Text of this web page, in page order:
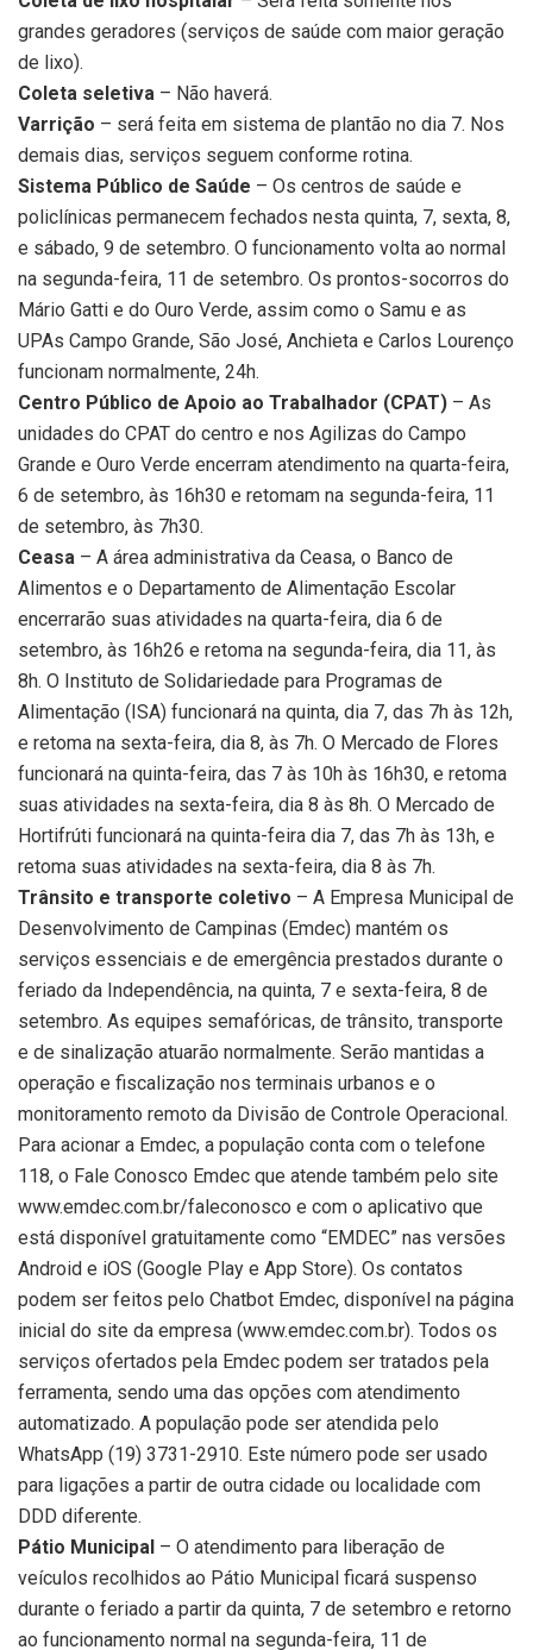
grandes geradores (serviços de saúde com maior geração
de lixo).
Coleta seletiva – Não haverá.
Varrição – será feita em sistema de plantão no dia 7. Nos
demais dias, serviços seguem conforme rotina.
Sistema Público de Saúde – Os centros de saúde e
policlínicas permanecem fechados nesta quinta, 7, sexta, 8,
e sábado, 9 de setembro. O funcionamento volta ao normal
na segunda-feira, 11 de setembro. Os prontos-socorros do
Mário Gatti e do Ouro Verde, assim como o Samu e as
UPAs Campo Grande, São José, Anchieta e Carlos Lourenço
funcionam normalmente, 24h.
Centro Público de Apoio ao Trabalhador (CPAT) – As
unidades do CPAT do centro e nos Agilizas do Campo
Grande e Ouro Verde encerram atendimento na quarta-feira,
6 de setembro, às 16h30 e retomam na segunda-feira, 11
de setembro, às 7h30.
Ceasa – A área administrativa da Ceasa, o Banco de
Alimentos e o Departamento de Alimentação Escolar
encerrarão suas atividades na quarta-feira, dia 6 de
setembro, às 16h26 e retoma na segunda-feira, dia 11, às
8h. O Instituto de Solidariedade para Programas de
Alimentação (ISA) funcionará na quinta, dia 7, das 7h às 12h,
e retoma na sexta-feira, dia 8, às 7h. O Mercado de Flores
funcionará na quinta-feira, das 7 às 10h às 16h30, e retoma
suas atividades na sexta-feira, dia 8 às 8h. O Mercado de
Hortifrúti funcionará na quinta-feira dia 7, das 7h às 13h, e
retoma suas atividades na sexta-feira, dia 8 às 7h.
Trânsito e transporte coletivo – A Empresa Municipal de
Desenvolvimento de Campinas (Emdec) mantém os
serviços essenciais e de emergência prestados durante o
feriado da Independência, na quinta, 7 e sexta-feira, 8 de
setembro. As equipes semafóricas, de trânsito, transporte
e de sinalização atuarão normalmente. Serão mantidas a
operação e fiscalização nos terminais urbanos e o
monitoramento remoto da Divisão de Controle Operacional.
Para acionar a Emdec, a população conta com o telefone
118, o Fale Conosco Emdec que atende também pelo site
www.emdec.com.br/faleconosco e com o aplicativo que
está disponível gratuitamente como “EMDEC” nas versões
Android e iOS (Google Play e App Store). Os contatos
podem ser feitos pelo Chatbot Emdec, disponível na página
inicial do site da empresa (www.emdec.com.br). Todos os
serviços ofertados pela Emdec podem ser tratados pela
ferramenta, sendo uma das opções com atendimento
automatizado. A população pode ser atendida pelo
WhatsApp (19) 3731-2910. Este número pode ser usado
para ligações a partir de outra cidade ou localidade com
DDD diferente.
Pátio Municipal – O atendimento para liberação de
veículos recolhidos ao Pátio Municipal ficará suspenso
durante o feriado a partir da quinta, 7 de setembro e retorno
ao funcionamento normal na segunda-feira, 11 de